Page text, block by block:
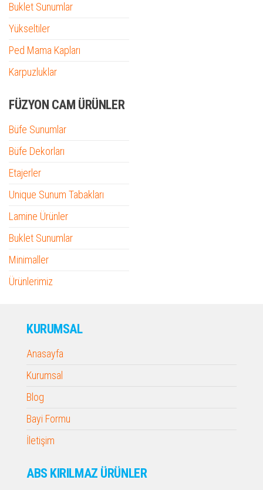
Buklet Sunumlar
Yükseltiler
Ped Mama Kapları
Karpuzluklar
FÜZYON CAM ÜRÜNLER
Büfe Sunumlar
Büfe Dekorları
Etajerler
Unique Sunum Tabakları
Lamine Ürünler
Buklet Sunumlar
Minimaller
Ürünlerimiz
KURUMSAL
Anasayfa
Kurumsal
Blog
Bayi Formu
İletişim
ABS KIRILMAZ ÜRÜNLER